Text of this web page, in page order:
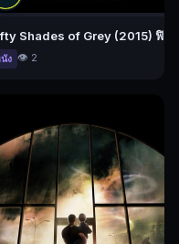
ดาร์กเกอร์
Shades of Grey (2015) ฟิฟตี้
ง 👁️ 2